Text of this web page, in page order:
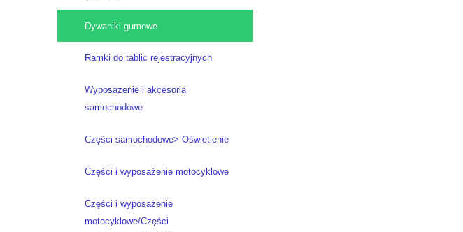
Dywaniki gumowe
Ramki do tablic rejestracyjnych
Wyposażenie i akcesoria
samochodowe
Części samochodowe> Oświetlenie
Części i wyposażenie motocyklowe
Części i wyposażenie
motocyklowe/Części